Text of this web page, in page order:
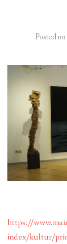
FÜR
PARTNERPosted on
https://
index/kultur/